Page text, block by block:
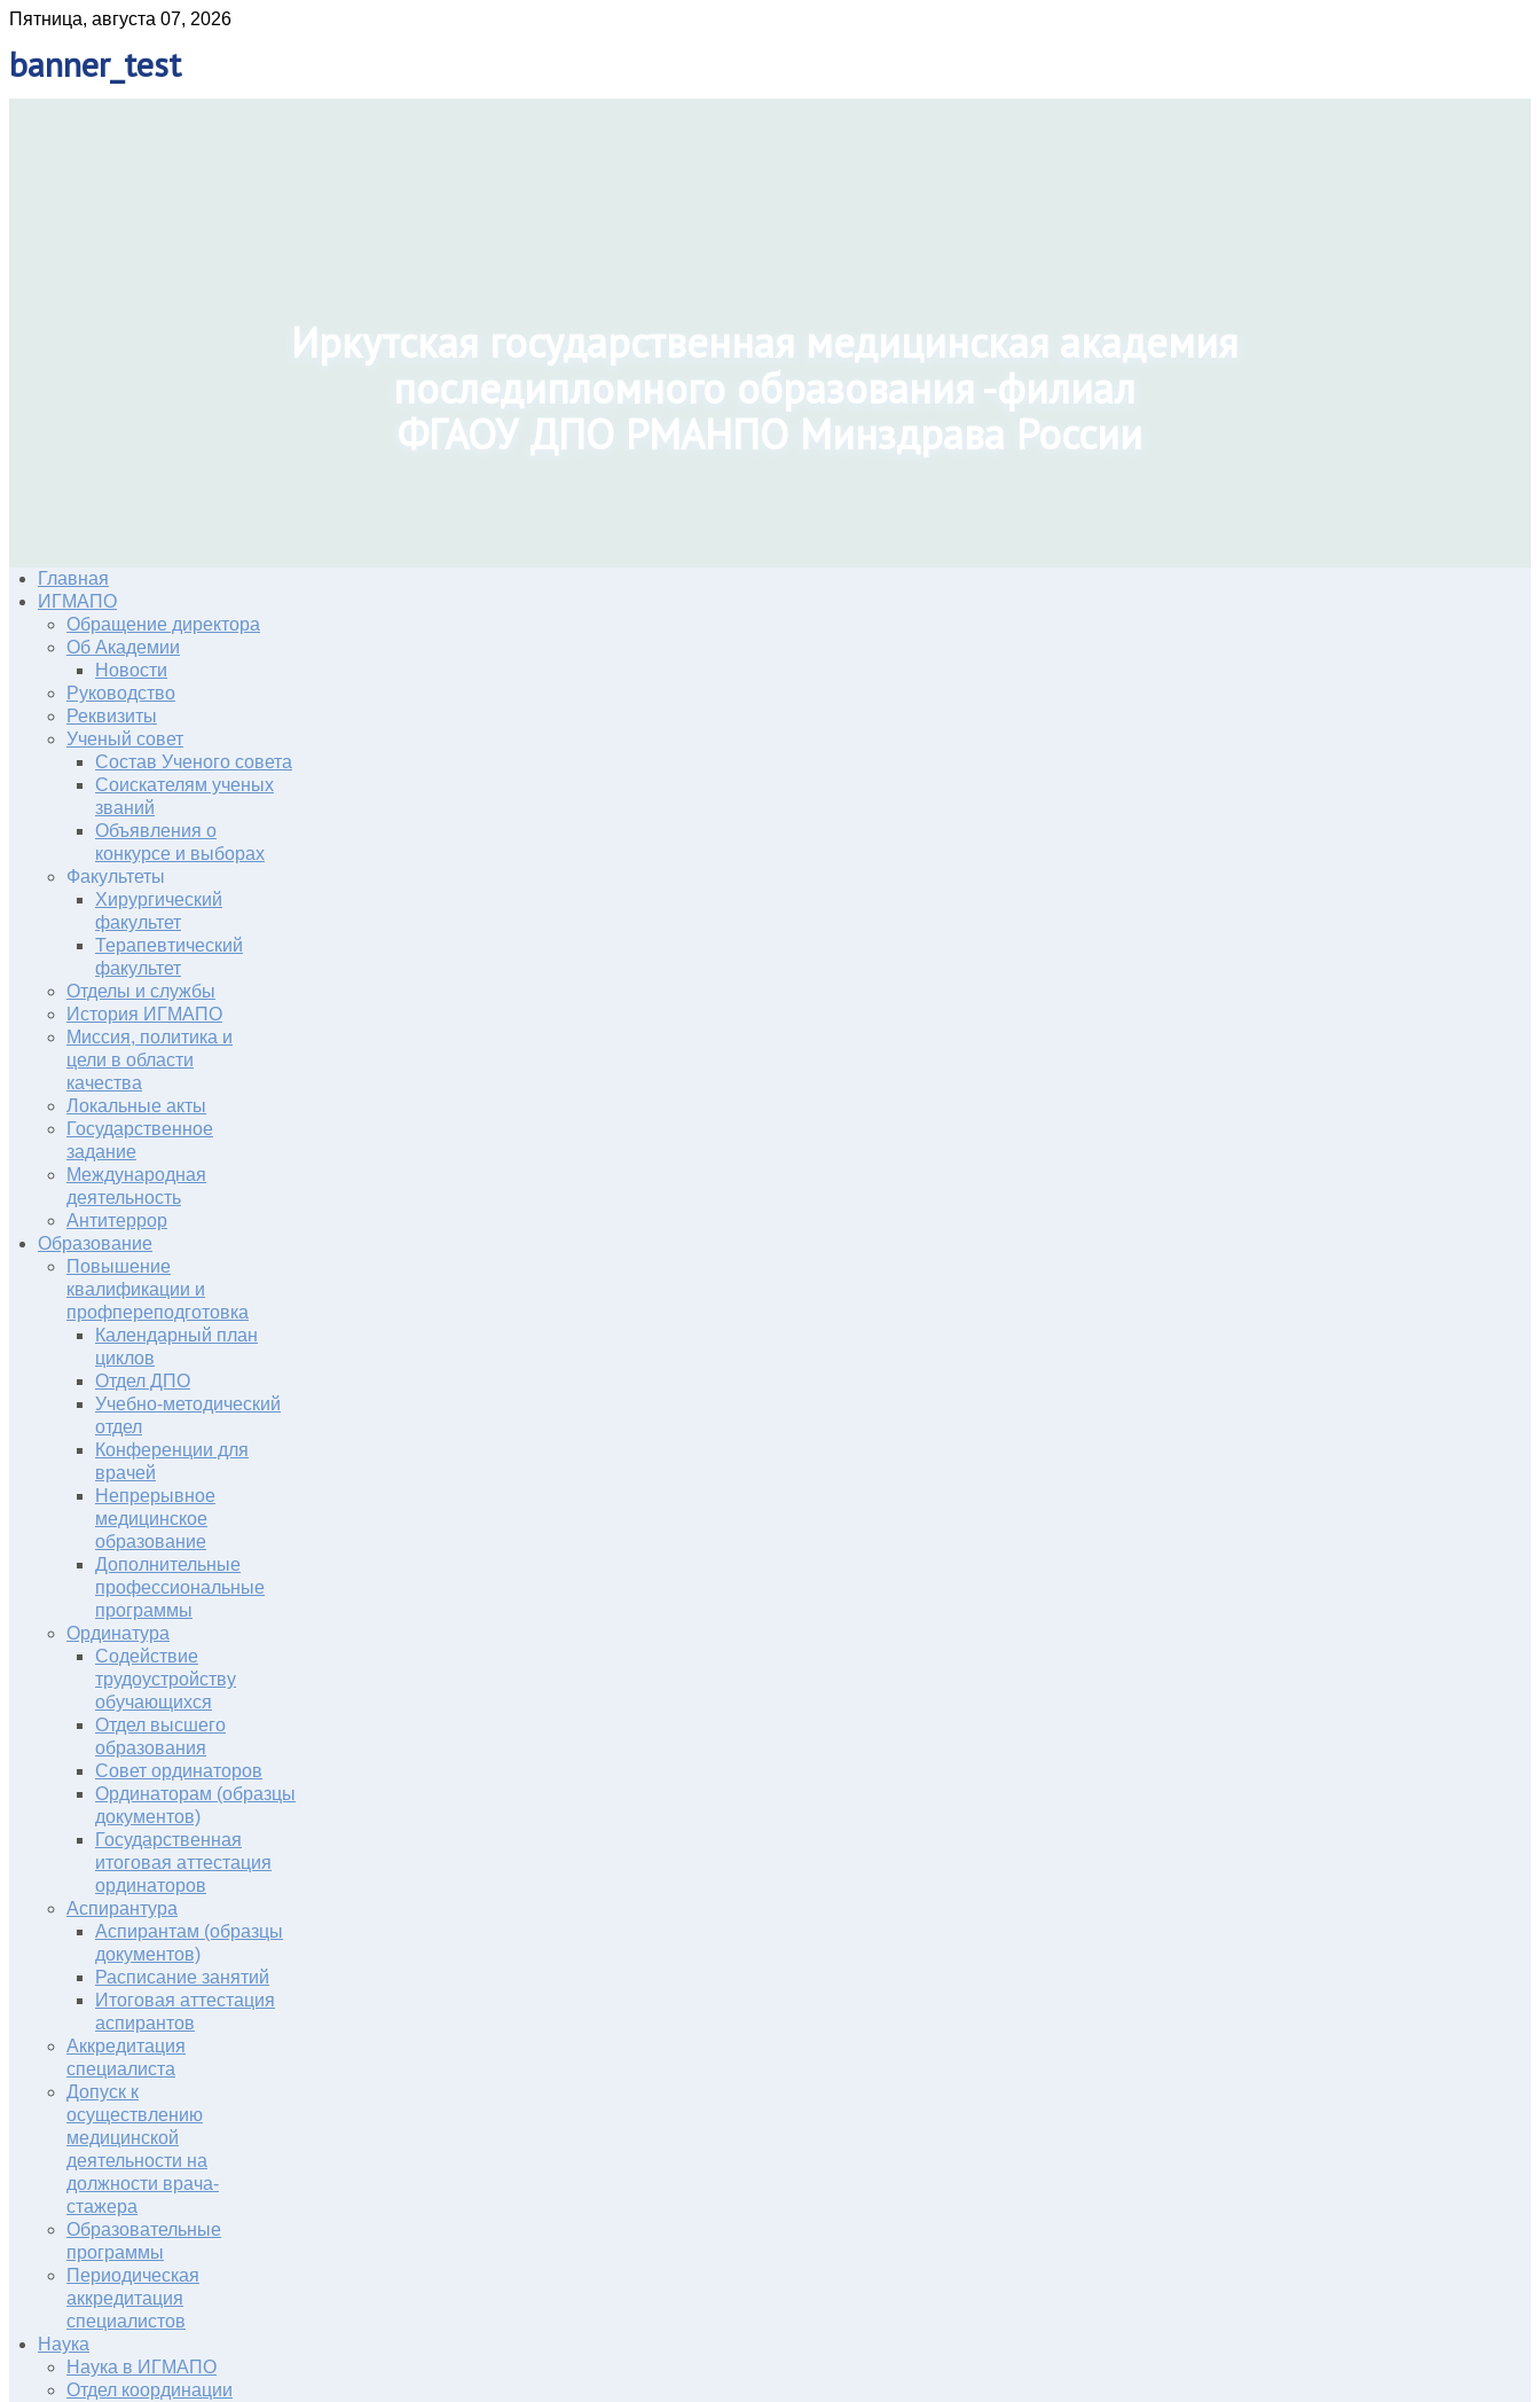
Пятница, августа 07, 2026
banner_test
Иркутская государственная медицинская академия
последипломного образования -филиал
ФГАОУ ДПО РМАНПО Минздрава России
Главная
ИГМАПО
Обращение директора
Об Академии
Новости
Руководство
Реквизиты
Ученый совет
Состав Ученого совета
Соискателям ученых
званий
Объявления о
конкурсе и выборах
Факультеты
Хирургический
факультет
Терапевтический
факультет
Отделы и службы
История ИГМАПО
Миссия, политика и
цели в области
качества
Локальные акты
Государственное
задание
Международная
деятельность
Антитеррор
Образование
Повышение
квалификации и
профпереподготовка
Календарный план
циклов
Отдел ДПО
Учебно-методический
отдел
Конференции для
врачей
Непрерывное
медицинское
образование
Дополнительные
профессиональные
программы
Ординатура
Содействие
трудоустройству
обучающихся
Отдел высшего
образования
Совет ординаторов
Ординаторам (образцы
документов)
Государственная
итоговая аттестация
ординаторов
Аспирантура
Аспирантам (образцы
документов)
Расписание занятий
Итоговая аттестация
аспирантов
Аккредитация
специалиста
Допуск к
осуществлению
медицинской
деятельности на
должности врача-
стажера
Образовательные
программы
Периодическая
аккредитация
специалистов
Наука
Наука в ИГМАПО
Отдел координации